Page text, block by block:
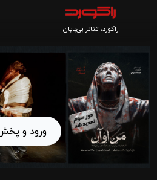
راکورد، تئاتر بی‌پایان
ورود و